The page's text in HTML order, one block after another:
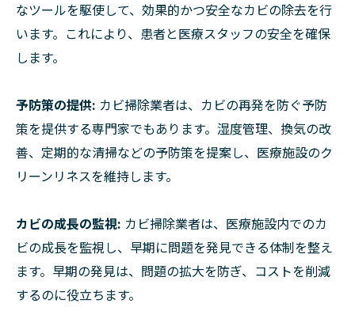
なツールを駆使して、効果的かつ安全なカビの除去を行
います。これにより、患者と医療スタッフの安全を確保
します。
予防策の提供: カビ掃除業者は、カビの再発を防ぐ予防
策を提供する専門家でもあります。湿度管理、換気の改
善、定期的な清掃などの予防策を提案し、医療施設のク
リーンリネスを維持します。
カビの成長の監視: カビ掃除業者は、医療施設内でのカ
ビの成長を監視し、早期に問題を発見できる体制を整え
ます。早期の発見は、問題の拡大を防ぎ、コストを削減
するのに役立ちます。